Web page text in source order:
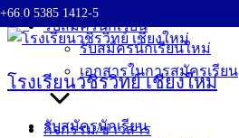
Skip
to
+66 0 5385 1412-5
โรงเรียนวชิรวิทย์ เชียงใหม่
รับสมัครนักเรียน
รับสมัครนักเรียน
รับสมัครนักเรียนใหม่
เอกสารในการสมัครเรียน
กิจกรรม/ข่าวสาร